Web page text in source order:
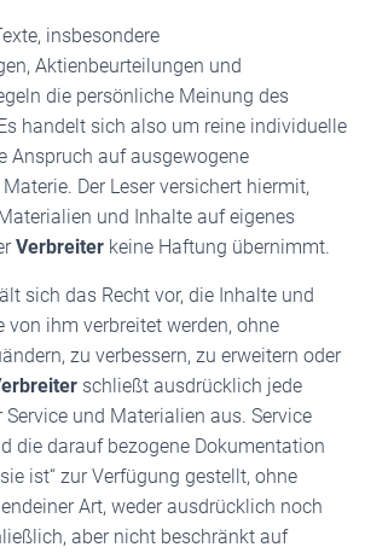
insbesondere
Aktienbeurteilungen und
die persönliche Meinung des
handelt sich also um reine individuelle
Anspruch auf ausgewogene
Der Leser versichert hiermit,
und Inhalte auf eigenes
Verbreiter keine Haftung übernimmt.
sich das Recht vor, die Inhalte und
von ihm verbreitet werden, ohne
zu verbessern, zu erweitern oder
schließt ausdrücklich jede
und Materialien aus. Service
die darauf bezogene Dokumentation
ist“ zur Verfügung gestellt, ohne
Art, weder ausdrücklich noch
aber nicht beschränkt auf